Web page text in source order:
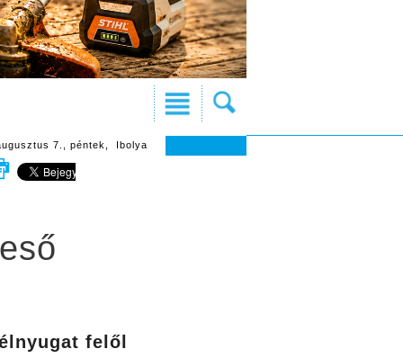
7., péntek, Ibolya
felől